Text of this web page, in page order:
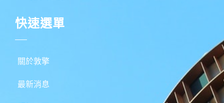
快速選單
關於敦擎
最新消息